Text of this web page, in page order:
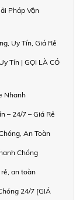
Pháp Vận
Uy Tín, Giá Rẻ
Tín | GỌI LÀ CÓ
Nhanh
– 24/7 – Giá Rẻ
An Toàn
Chóng
an toàn
24/7 [GIÁ